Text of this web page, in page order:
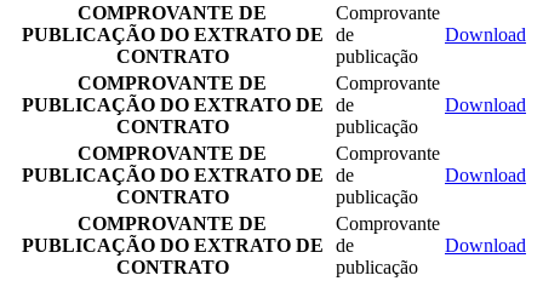
COMPROVANTE DE
PUBLICAÇÃO DO EXTRATO DE
CONTRATO
Comprovante
de
publicação
Download
COMPROVANTE DE
PUBLICAÇÃO DO EXTRATO DE
CONTRATO
Comprovante
de
publicação
Download
COMPROVANTE DE
PUBLICAÇÃO DO EXTRATO DE
CONTRATO
Comprovante
de
publicação
Download
COMPROVANTE DE
PUBLICAÇÃO DO EXTRATO DE
CONTRATO
Comprovante
de
publicação
Download